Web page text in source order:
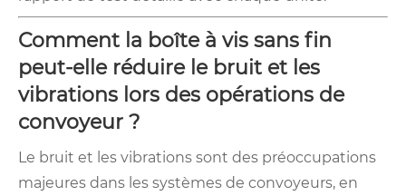
Comment la boîte à vis sans fin
peut-elle réduire le bruit et les
vibrations lors des opérations de
convoyeur ?
Le bruit et les vibrations sont des préoccupations
majeures dans les systèmes de convoyeurs, en